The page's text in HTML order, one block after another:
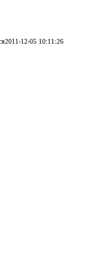
2011-12-05 10:11:26